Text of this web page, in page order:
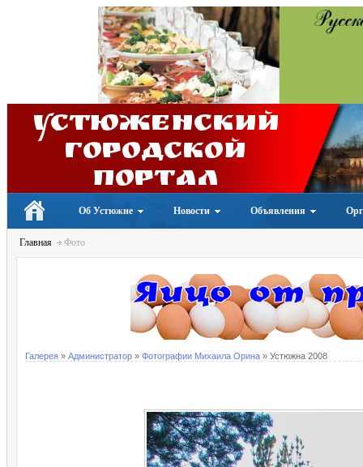
Устюженский
Городской
портал
Об Устюжне Новости Объявления
Главная Фото
Галерея » Администратор » Фотографии Михаила Орина » Устюжна 2008